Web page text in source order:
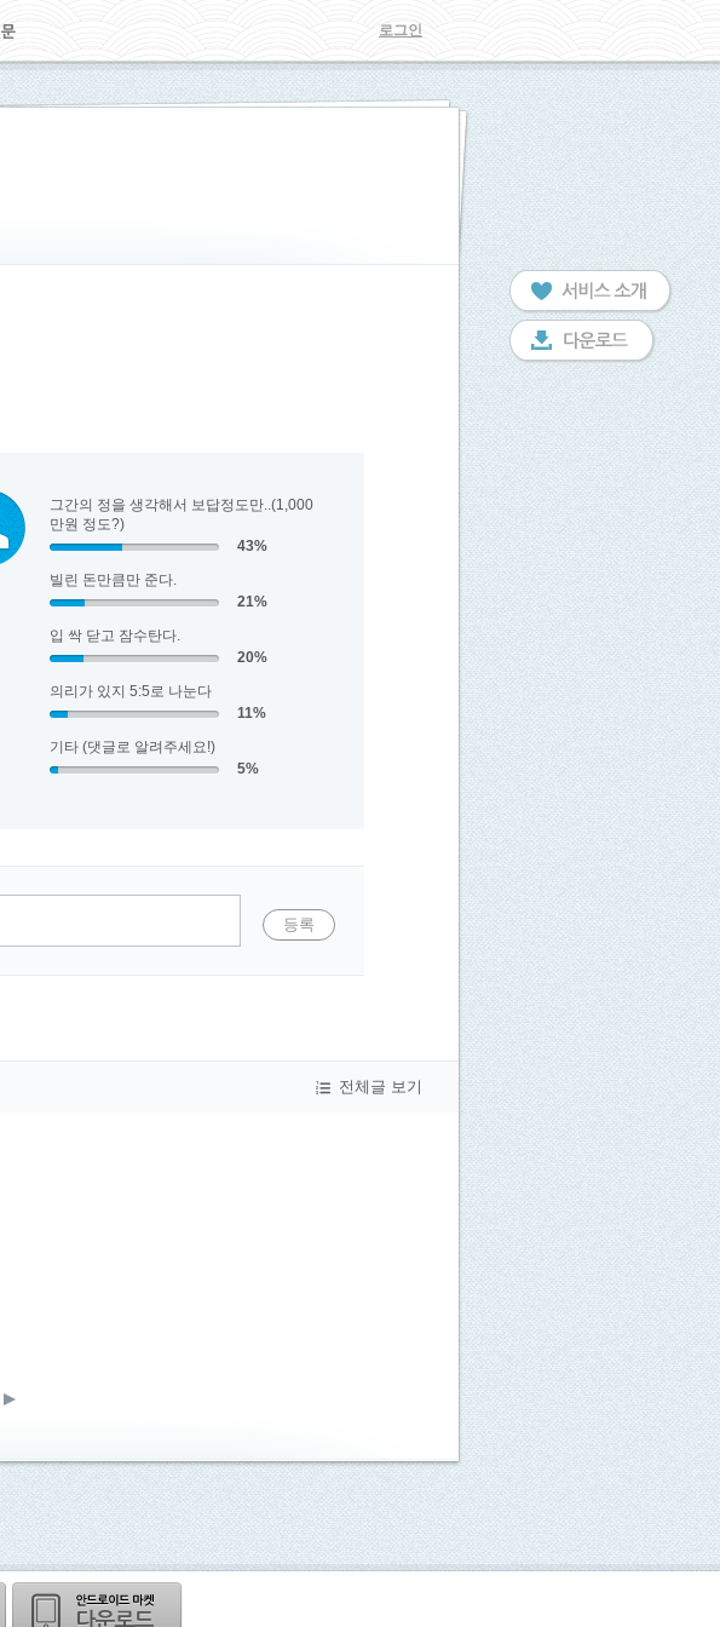
로그인
그간의 정을 생각해서 보답정도만..(1,000
만원 정도?)
43%
빌린 돈만큼만 준다.
21%
입 싹 닫고 잠수탄다.
20%
의리가 있지 5:5로 나눈다
11%
기타 (댓글로 알려주세요!)
5%
등록
전체글 보기